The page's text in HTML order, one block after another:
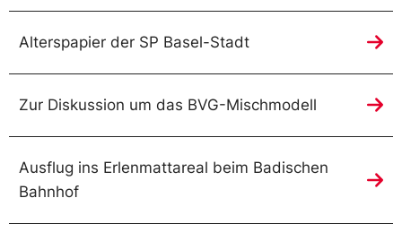
Alterspapier der SP Basel-Stadt
Zur Diskussion um das BVG-Mischmodell
Ausflug ins Erlenmattareal beim Badischen
Bahnhof